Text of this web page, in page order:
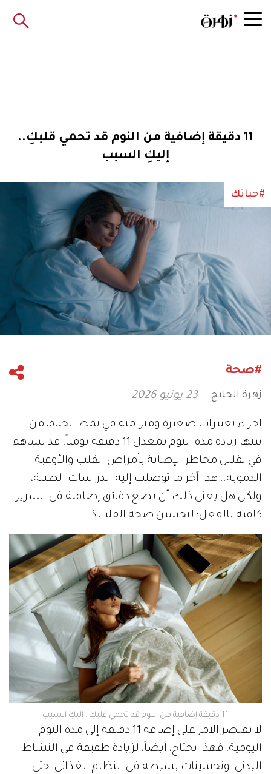
11 دقيقة إضافية من النوم قد تحمي قلبكِ..
إليكِ السبب
#حياتك
#صحة
زهرة الخليج 23 يونيو 2026
إجراء تغييرات صغيرة ومتزامنة في نمط الحياة، من
بينها زيادة مدة النوم بمعدل 11 دقيقة يومياً، قد يساهم
في تقليل مخاطر الإصابة بأمراض القلب والأوعية
الدموية.. هذا آخر ما توصلت إليه الدراسات الطبية،
ولكن هل يعني ذلك أن بضع دقائق إضافية في السرير
كافية بالفعل؛ لتحسين صحة القلب؟
11 دقيقة إضافية من النوم قد تحمي قلبكِ.. إليكِ السبب
لا يقتصر الأمر على إضافة 11 دقيقة إلى مدة النوم
اليومية، فهذا يحتاج، أيضاً، لزيادة طفيفة في النشاط
البدني، وتحسينات بسيطة في النظام الغذائي، حتى